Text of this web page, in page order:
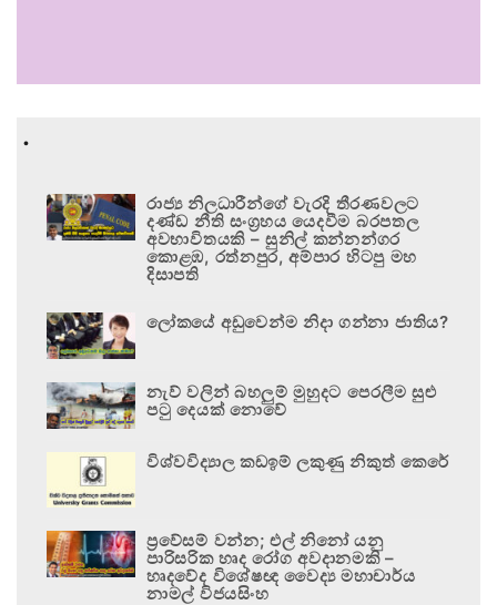
.
රාජ්‍ය නිලධාරීන්ගේ වැරදි තීරණවලට
දණ්ඩ නීති සංග්‍රහය යෙදවීම බරපතල
අවභාවිතයකි – සුනිල් කන්නන්ගර
කොළඹ, රත්නපුර, අම්පාර හිටපු මහ
දිසාපති
ලෝකයේ අඩුවෙන්ම නිදා ගන්නා ජාතිය?
නැව් වලින් බහලුම් මුහුදට පෙරලීම සුළු
පටු දෙයක් නොවේ
විශ්වවිද්‍යාල කඩඉම් ලකුණු නිකුත් කෙරේ
ප්‍රවේසම් වන්න; එල් නිනෝ යනු
පාරිසරික හෘද රෝග අවදානමකි –
හෘදවේද විශේෂඥ වෛද්‍ය මහාචාර්ය
නාමල් විජයසිංහ